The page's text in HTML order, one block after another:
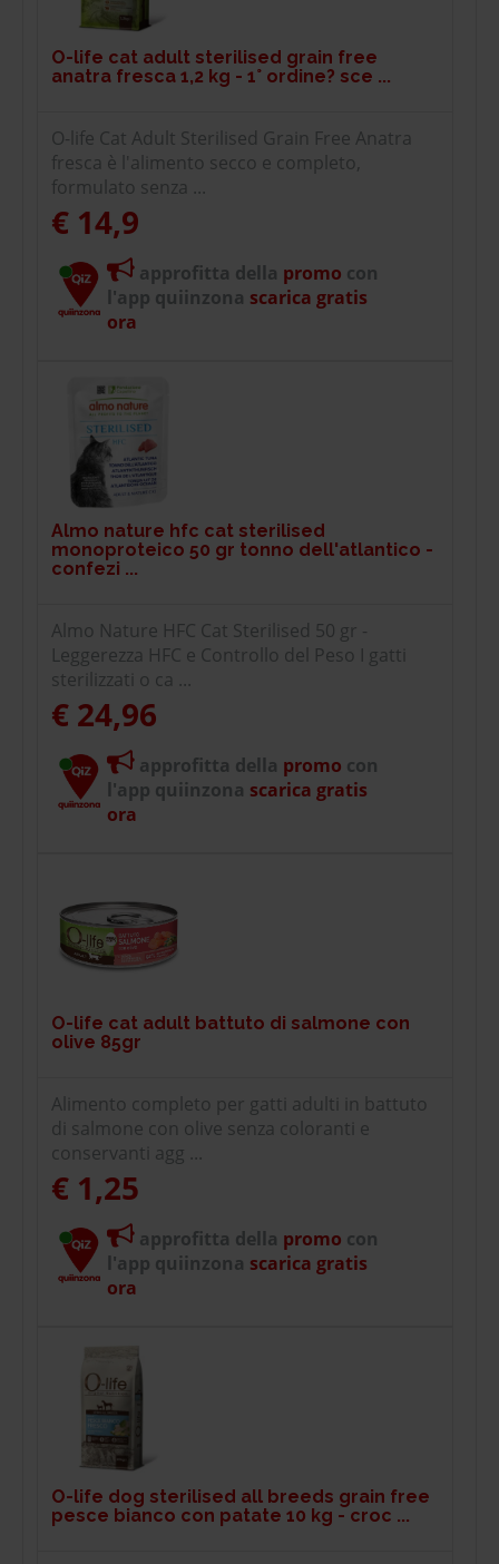
O-life cat adult sterilised grain free
anatra fresca 1,2 kg - 1° ordine? sce ...
O-life Cat Adult Sterilised Grain Free Anatra
fresca è l'alimento secco e completo,
formulato senza ...
€ 14,9
approfitta della promo con
l'app quiinzona scarica gratis
ora
Almo nature hfc cat sterilised
monoproteico 50 gr tonno dell'atlantico -
confezi ...
Almo Nature HFC Cat Sterilised 50 gr -
Leggerezza HFC e Controllo del Peso I gatti
sterilizzati o ca ...
€ 24,96
approfitta della promo con
l'app quiinzona scarica gratis
ora
O-life cat adult battuto di salmone con
olive 85gr
Alimento completo per gatti adulti in battuto
di salmone con olive senza coloranti e
conservanti agg ...
€ 1,25
approfitta della promo con
l'app quiinzona scarica gratis
ora
O-life dog sterilised all breeds grain free
pesce bianco con patate 10 kg - croc ...